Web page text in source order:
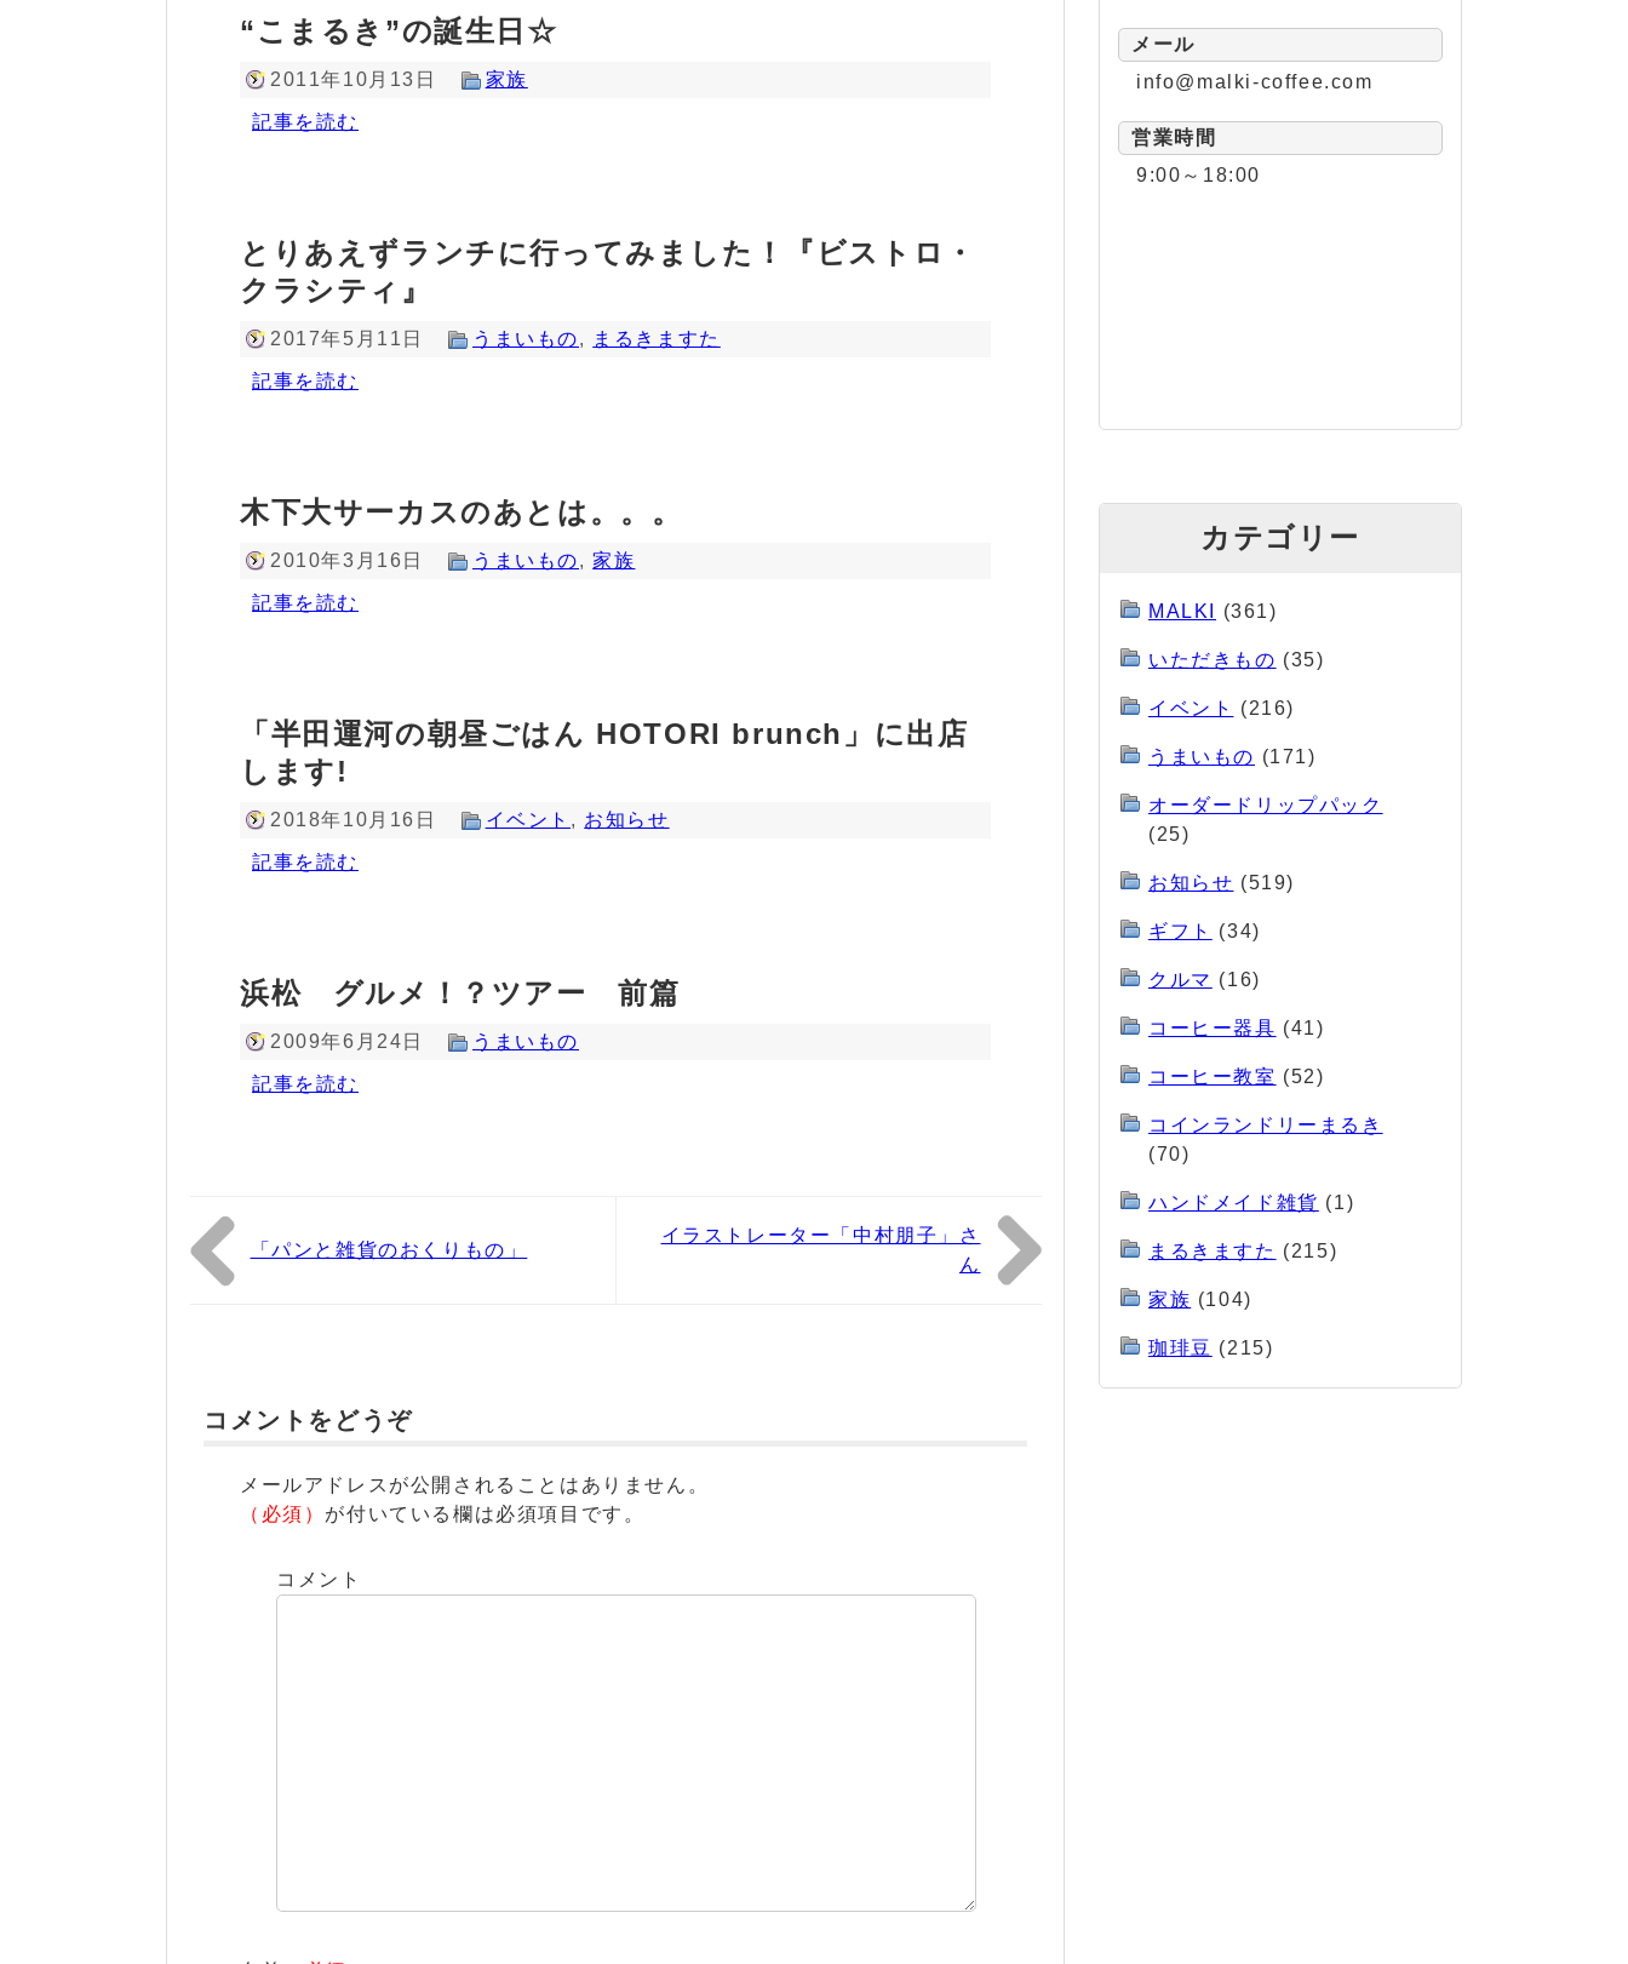
“こまるき”の誕生日☆
2011年10月13日 家族
記事を読む
とりあえずランチに行ってみました！『ビストロ・
クラシティ』
2017年5月11日 うまいもの, まるきますた
記事を読む
木下大サーカスのあとは。。。
2010年3月16日 うまいもの,家族
記事を読む
「半田運河の朝昼ごはん HOTORI brunch」に出店
します!
2018年10月16日 イベント , お知らせ
記事を読む
浜松 グルメ！？ツアー 前篇
2009年6月24日 うまいもの
記事を読む
「パンと雑貨のおくりもの」
イラストレーター「中村朋子」さ
ん
コメントをどうぞ
メールアドレスが公開されることはありません。
（必須） が付いている欄は必須項目です。
コメント
メール
info@malki-coffee.com
営業時間
9:00～18:00
カテゴリー
MALKI (361)
いただきもの (35)
イベント (216)
うまいもの (171)
オーダードリップパック
(25)
お知らせ (519)
ギフト (34)
クルマ (16)
コーヒー器具 (41)
コーヒー教室 (52)
コインランドリーまるき
(70)
ハンドメイド雑貨 (1)
まるきますた (215)
家族 (104)
珈琲豆 (215)